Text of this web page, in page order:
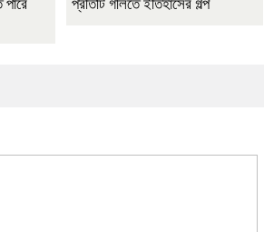
প্রতিটি গলিতে ইতিহাসের গল্প